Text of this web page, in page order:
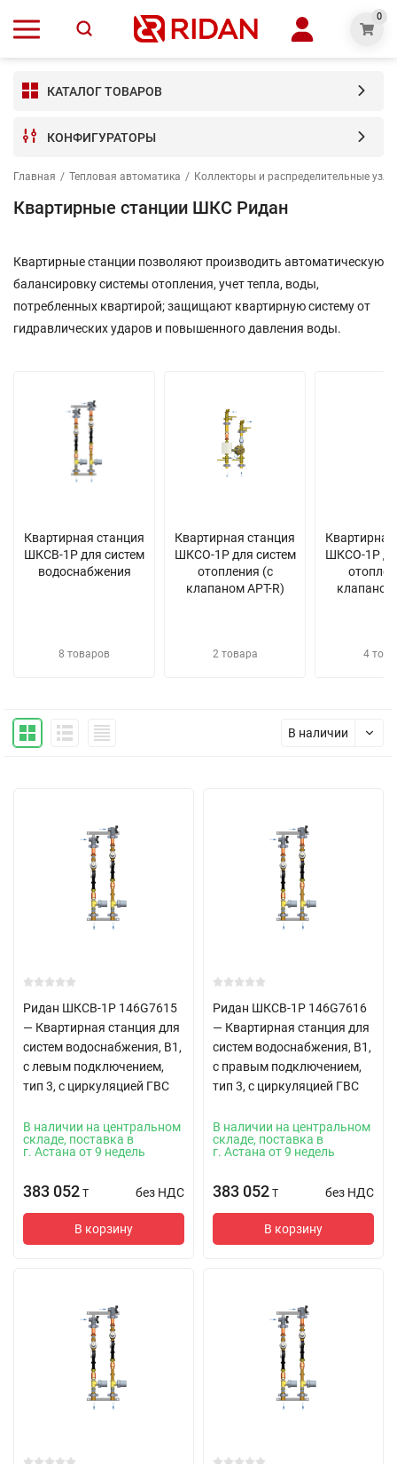
0
КАТАЛОГ ТОВАРОВ
КОНФИГУРАТОРЫ
Главная / Тепловая автоматика / Коллекторы и распределительные узлы
Квартирные станции ШКС Ридан
Квартирные станции позволяют производить автоматическую
балансировку системы отопления, учет тепла, воды,
потребленных квартирой; защищают квартирную систему от
гидравлических ударов и повышенного давления воды.
Квартирная станция
ШКСВ-1Р для систем
водоснабжения
8 товаров
Квартирная станция
ШКСО-1Р для систем
отопления (с
клапаном APT-R)
2 товара
ШКСО-1Р
клапаном
4
В наличии
Ридан ШКСВ-1Р 146G7615
— Квартирная станция для
систем водоснабжения, В1,
с левым подключением,
тип 3, с циркуляцией ГВС
В наличии на центральном
складе, поставка в
г. Астана от 9 недель
383 052 T без НДС
В корзину
Ридан ШКСВ-1Р 146G7616
— Квартирная станция для
систем водоснабжения, В1,
с правым подключением,
тип 3, с циркуляцией ГВС
В наличии на центральном
складе, поставка в
г. Астана от 9 недель
383 052 T без НДС
В корзину